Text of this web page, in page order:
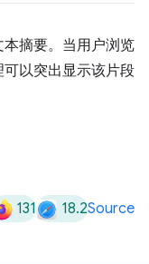
摘要。当用户浏览
以突出显示该片段
131 18.2Source